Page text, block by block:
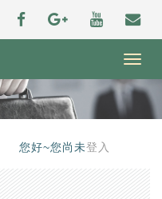
您好~您尚未登入